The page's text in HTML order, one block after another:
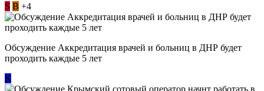
S В +4
Обсуждение Аккредитация врачей и больниц в ДНР будет
проходить каждые 5 лет
К